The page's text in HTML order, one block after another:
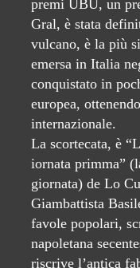
premi UBU, un
Gral, è stata
vulcano, è la più
emersa in Italia
conquistato in
europea,
internazionale.
La scortecata, è
iornata primma”
giornata) de Lo
Giambattista
favole popolari,
napoletana
riscrive l’antica